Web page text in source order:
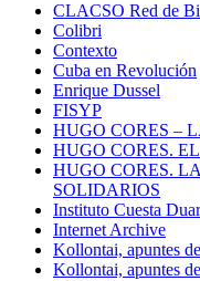
CLACSO Red de
Colibri
Contexto
Cuba en Revolución
Enrique Dussel
FISYP
HUGO CORES –
HUGO CORES.
HUGO CORES.
SOLIDARIOS
Instituto Cuesta
Internet Archive
Kollontai, apuntes
Kollontai, apuntes